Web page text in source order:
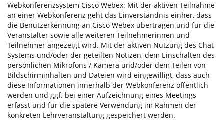
Webkonferenzsystem Cisco Webex: Mit der aktiven Teilnahme
an einer Webkonferenz geht das Einverständnis einher, dass
die Benutzerkennung an Cisco Webex übertragen und für die
Veranstalter sowie alle weiteren Teilnehmerinnen und
Teilnehmer angezeigt wird. Mit der aktiven Nutzung des Chat-
Systems und/oder der geteilten Notizen, dem Einschalten des
persönlichen Mikrofons / Kamera und/oder dem Teilen von
Bildschirminhalten und Dateien wird eingewilligt, dass auch
diese Informationen innerhalb der Webkonferenz öffentlich
werden und ggf. bei einer Aufzeichnung eines Meetings
erfasst und für die spätere Verwendung im Rahmen der
konkreten Lehrveranstaltung gespeichert werden.